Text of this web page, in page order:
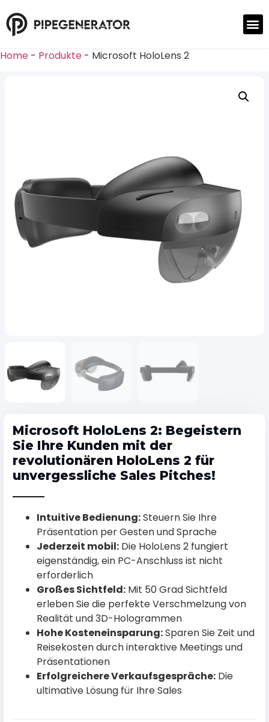
Home - Produkte - Microsoft HoloLens 2
Microsoft HoloLens 2: Begeistern
Sie Ihre Kunden mit der
revolutionären HoloLens 2 für
unvergessliche Sales Pitches!
Intuitive Bedienung:Steuern Sie Ihre
Präsentation per Gesten und Sprache
Jederzeit mobil: Die HoloLens 2 fungiert
eigenständig, ein PC-Anschluss ist nicht
erforderlich
Großes Sichtfeld: Mit 50 Grad Sichtfeld
erleben Sie die perfekte Verschmelzung von
Realität und 3D-Hologrammen
Hohe Kosteneinsparung:Sparen Sie Zeit und
Reisekosten durch interaktive Meetings und
Präsentationen
Erfolgreichere Verkaufsgespräche: Die
ultimative Lösung für Ihre Sales